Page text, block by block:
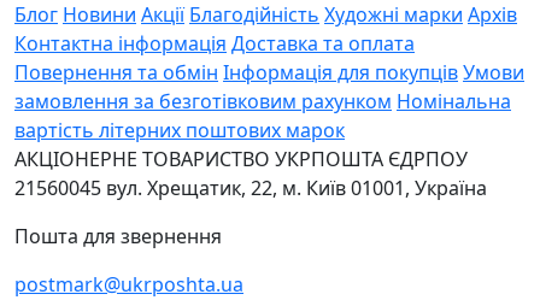
Блог Новини Акції Благодійність Художні марки Архів
Контактна інформація Доставка та оплата
Повернення та обмін Інформація для покупцівУмови
замовлення за безготівковим рахунком Номінальна
вартість літерних поштових марок
АКЦІОНЕРНЕ ТОВАРИСТВО УКРПОШТА ЄДРПОУ
21560045 вул. Хрещатик, 22, м. Київ01001, Україна
Пошта для звернення
postmark@ukrposhta.ua